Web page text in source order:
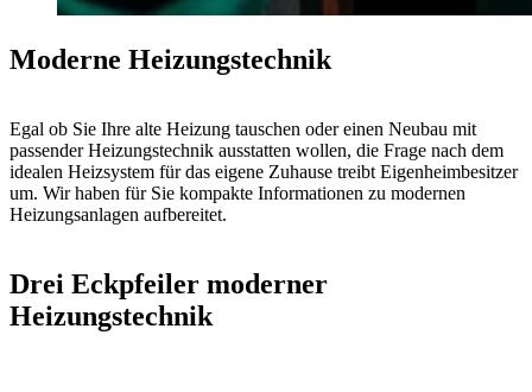
Moderne Heizungstechnik
Egal ob Sie Ihre alte Heizung tauschen oder einen Neubau mit
passender Heizungstechnik ausstatten wollen, die Frage nach dem
idealen Heizsystem für das eigene Zuhause treibt Eigenheimbesitzer
um. Wir haben für Sie kompakte Informationen zu modernen
Heizungsanlagen aufbereitet.
Drei Eckpfeiler moderner
Heizungstechnik